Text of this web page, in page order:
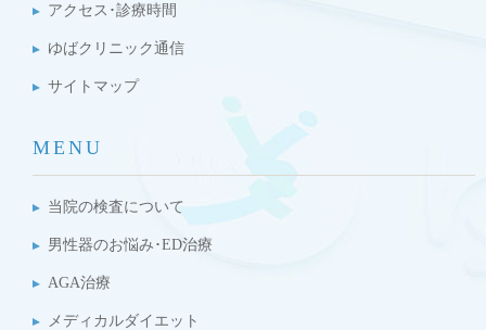
アクセス･診療時間
ゆばクリニック通信
サイトマップ
MENU
当院の検査について
男性器のお悩み･ED治療
AGA治療
メディカルダイエット